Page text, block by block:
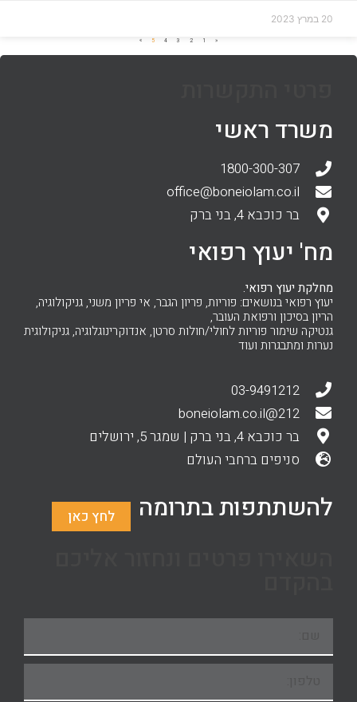
20 במרץ 2023
«
1
2
3
4
5
»
משרד ראשי
1800-300-307
office@boneiolam.co.il
בר כוכבא 4, בני ברק
מח' יעוץ רפואי
מחלקת יעוץ רפואי.
יעוץ רפואי בנושאים: פוריות, פריון הגבר, אי פריון משני, גניקולוגיה,
הריון בסיכון ורפואת העובר,
גנטיקה שימור פוריות לחולי/חולות סרטן, אנדוקרינוגלוגיה, גניקולוגית
נערות ומתבגרות ועוד
03-9491212
212@boneiolam.co.il
בר כוכבא 4, בני ברק | שמגר 5, ירושלים
סניפים ברחבי העולם
להשתתפות בתרומה לחץ כאן